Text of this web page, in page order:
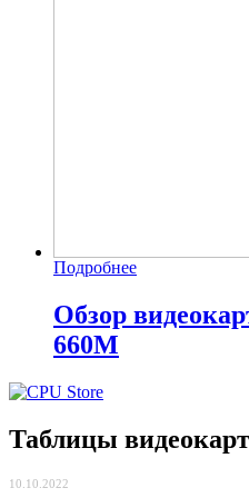
Подробнее
Обзор
660M
Таблицы видеокарт
10.10.2022